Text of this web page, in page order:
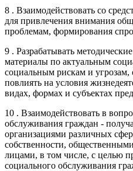
8 . Взаимодействовать со
для привлечения внимания
проблемам, формирования
9 . Разрабатывать
материалы по актуальным
социальным рискам и
повлиять на условия
видах, формах и субъектах
10 . Взаимодействовать в
обслуживания граждан -
организациями различных
собственности,
лицами, в том числе, с целью
социального обслуживания